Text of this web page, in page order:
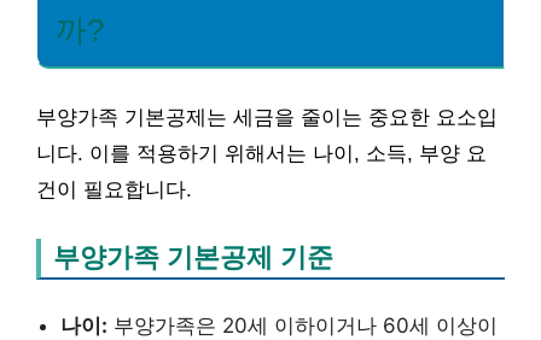
까?
부양가족 기본공제는 세금을 줄이는 중요한 요소입
니다. 이를 적용하기 위해서는 나이, 소득, 부양 요
건이 필요합니다.
부양가족 기본공제 기준
나이: 부양가족은 20세 이하이거나 60세 이상이